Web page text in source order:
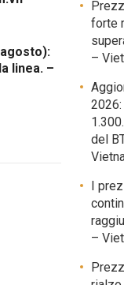
linea. –
forte
–
del
I
–